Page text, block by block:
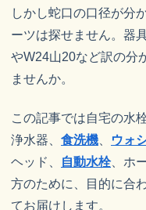
しかし蛇口の口径が分
ーツは探せません。器
やW24山20など訳の分
ませんか。
この記事では自宅の水
浄水器、 食洗機 ウォ
ヘッド、
自動水栓、ホ
方のために、目的に合
てお届けします。